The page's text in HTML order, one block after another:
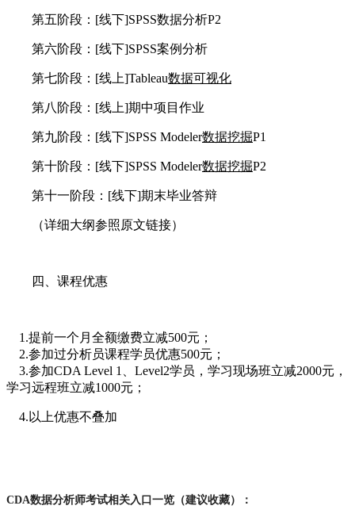
第五阶段：[线下]SPSS数据分析P2
第六阶段：[线下]SPSS案例分析
第七阶段：[线上]Tableau数据可视化
第八阶段：[线上]期中项目作业
第九阶段：[线下]SPSS Modeler数据挖掘P1
第十阶段：[线下]SPSS Modeler数据挖掘P2
第十一阶段：[线下]期末毕业答辩
（详细大纲参照原文链接）
四、课程优惠
1.提前一个月全额缴费立减500元；
2.参加过分析员课程学员优惠500元；
3.参加CDA Level 1、Level2学员，学习现场班立减2000元，
学习远程班立减1000元；
4.以上优惠不叠加
CDA数据分析师考试相关入口一览（建议收藏）：